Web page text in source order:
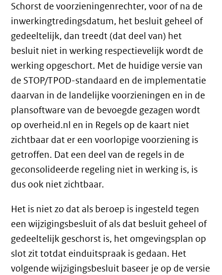
Schorst de voorzieningenrechter, voor of na de
inwerkingtredingsdatum, het besluit geheel of
gedeeltelijk, dan treedt (dat deel van) het
besluit niet in werking respectievelijk wordt de
werking opgeschort. Met de huidige versie van
de STOP/TPOD-standaard en de implementatie
daarvan in de landelijke voorzieningen en in de
plansoftware van de bevoegde gezagen wordt
op overheid.nl en in Regels op de kaart niet
zichtbaar dat er een voorlopige voorziening is
getroffen. Dat een deel van de regels in de
geconsolideerde regeling niet in werking is, is
dus ook niet zichtbaar.
Het is niet zo dat als beroep is ingesteld tegen
een wijzigingsbesluit of als dat besluit geheel of
gedeeltelijk geschorst is, het omgevingsplan op
slot zit totdat einduitspraak is gedaan. Het
volgende wijzigingsbesluit baseer je op de versie